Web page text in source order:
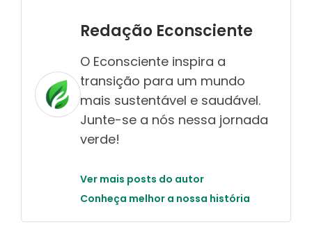
Redação Econsciente
O Econsciente inspira a
transição para um mundo
mais sustentável e saudável.
Junte-se a nós nessa jornada
verde!
Ver mais posts do autor
Conheça melhor a nossa história